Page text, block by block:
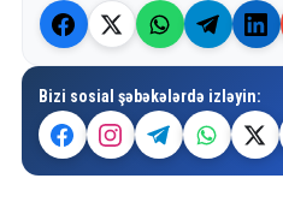
Bizi sosial şəbəkələrdə izləyin: